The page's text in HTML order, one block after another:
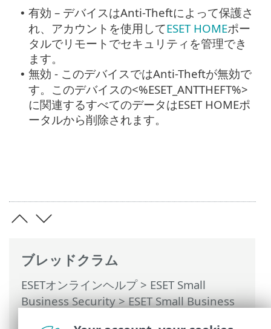
ブレッドクラム
ESETオンラインヘルプ> ESET Small
Business Security>ESET Small Business
• 有効 – デバイスはAnti-Theftによって保護さ
れ、アカウントを使用してESET HOMEポー
タルでリモートでセキュリティを管理でき
ます。
• 無効 - このデバイスではAnti-Theftが無効で
す。このデバイスの<%ESET_ANTTHEFT%>
に関連するすべてのデータはESET HOMEポ
ータルから削除されます。